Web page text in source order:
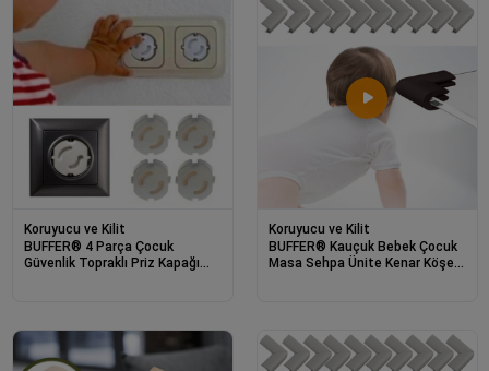
Koruyucu ve Kilit
BUFFER® 4 Parça Çocuk
Güvenlik Topraklı Priz Kapağı
Koruyucu ve Kilit
BUFFER® Kauçuk Bebek Çocuk
Masa Sehpa Ünite Kenar Köşe